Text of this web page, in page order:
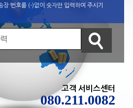
장 번호를 (-)없이 숫자만 입력하여 주시기
고객 서비스센터
080.211.0082